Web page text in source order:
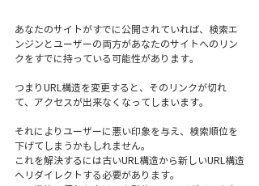
あなたのサイトがすでに公開されていれば、検索エ
ンジンとユーザーの両方があなたのサイトへのリン
クをすでに持っている可能性があります。
つまりURL構造を変更すると、そのリンクが切れ
て、アクセスが出来なくなってしまいます。
それによりユーザーに悪い印象を与え、検索順位を
下げてしまうかもしれません。
これを解決するには古いURL構造から新しいURL構造
へリダイレクトする必要があります。